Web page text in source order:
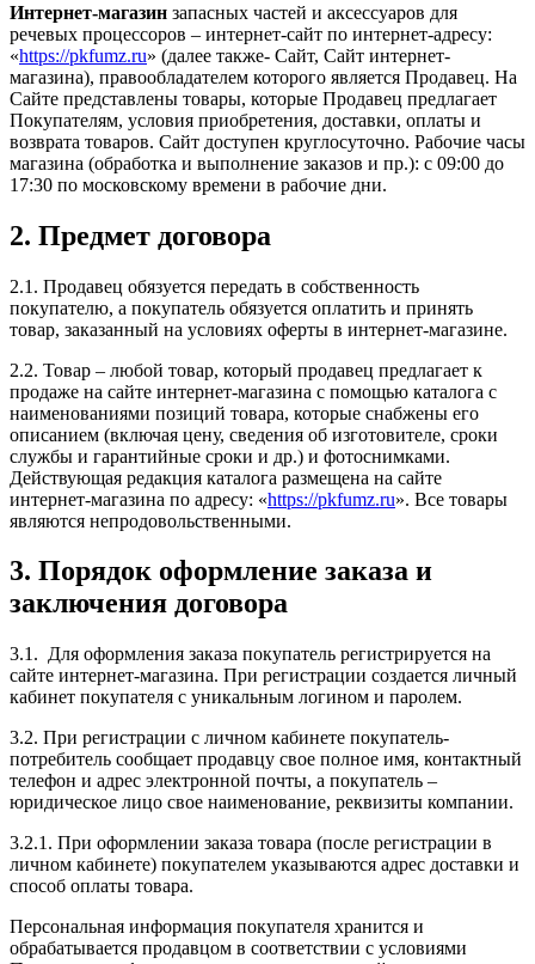
Интернет-магазин запасных частей и аксессуаров для
речевых процессоров – интернет-сайт по интернет-адресу:
«https://pkfumz.ru» (далее также- Сайт, Сайт интернет-
магазина), правообладателем которого является Продавец. На
Сайте представлены товары, которые Продавец предлагает
Покупателям, условия приобретения, доставки, оплаты и
возврата товаров. Сайт доступен круглосуточно. Рабочие часы
магазина (обработка и выполнение заказов и пр.): с 09:00 до
17:30 по московскому времени в рабочие дни.
2. Предмет договора
2.1. Продавец обязуется передать в собственность
покупателю, а покупатель обязуется оплатить и принять
товар, заказанный на условиях оферты в интернет-магазине.
2.2. Товар – любой товар, который продавец предлагает к
продаже на сайте интернет-магазина с помощью каталога с
наименованиями позиций товара, которые снабжены его
описанием (включая цену, сведения об изготовителе, сроки
службы и гарантийные сроки и др.) и фотоснимками.
Действующая редакция каталога размещена на сайте
интернет-магазина по адресу: «https://pkfumz.ru». Все товары
являются непродовольственными.
3. Порядок оформление заказа и
заключения договора
3.1. Для оформления заказа покупатель регистрируется на
сайте интернет-магазина. При регистрации создается личный
кабинет покупателя с уникальным логином и паролем.
3.2. При регистрации с личном кабинете покупатель-
потребитель сообщает продавцу свое полное имя, контактный
телефон и адрес электронной почты, а покупатель –
юридическое лицо свое наименование, реквизиты компании.
3.2.1. При оформлении заказа товара (после регистрации в
личном кабинете) покупателем указываются адрес доставки и
способ оплаты товара.
Персональная информация покупателя хранится и
обрабатывается продавцом в соответствии с условиями